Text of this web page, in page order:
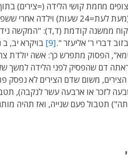
מחמת קושי הלידה (=צירים)
מעת לעת", נחה מחבלי הלידה (מעת
לקוח ממשנה קודמת (ד,ד): "המקשה
דברי ר' אליעזר ".[9]
בויקרא יב,
הפסוק מתפרש כך: אשה יולדת
דם שהפסיק לפני הלידה למשך
משום שדם הצירים לא נפסק
לזכר או ארבעה עשר לנקבה),
תטבול פעם שנייה, ואז תהיה